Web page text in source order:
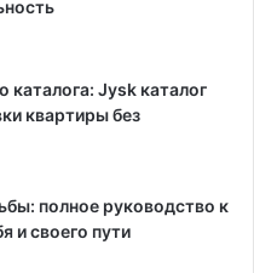
каталога: Jysk каталог
квартиры без
полное руководство к
и своего пути